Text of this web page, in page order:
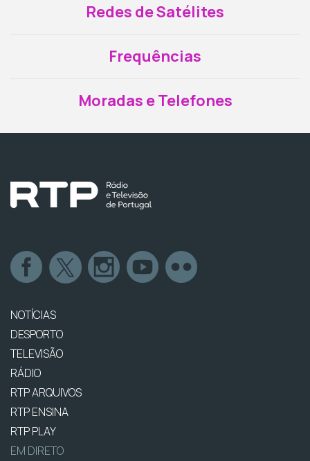
Redes de Satélites
Frequências
Moradas e Telefones
NOTÍCIAS
DESPORTO
TELEVISÃO
RÁDIO
RTP ARQUIVOS
RTP ENSINA
RTP PLAY
EM DIRETO